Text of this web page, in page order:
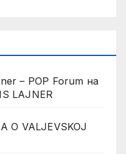
– POP Forum на
LAJNER
O VALJEVSKOJ